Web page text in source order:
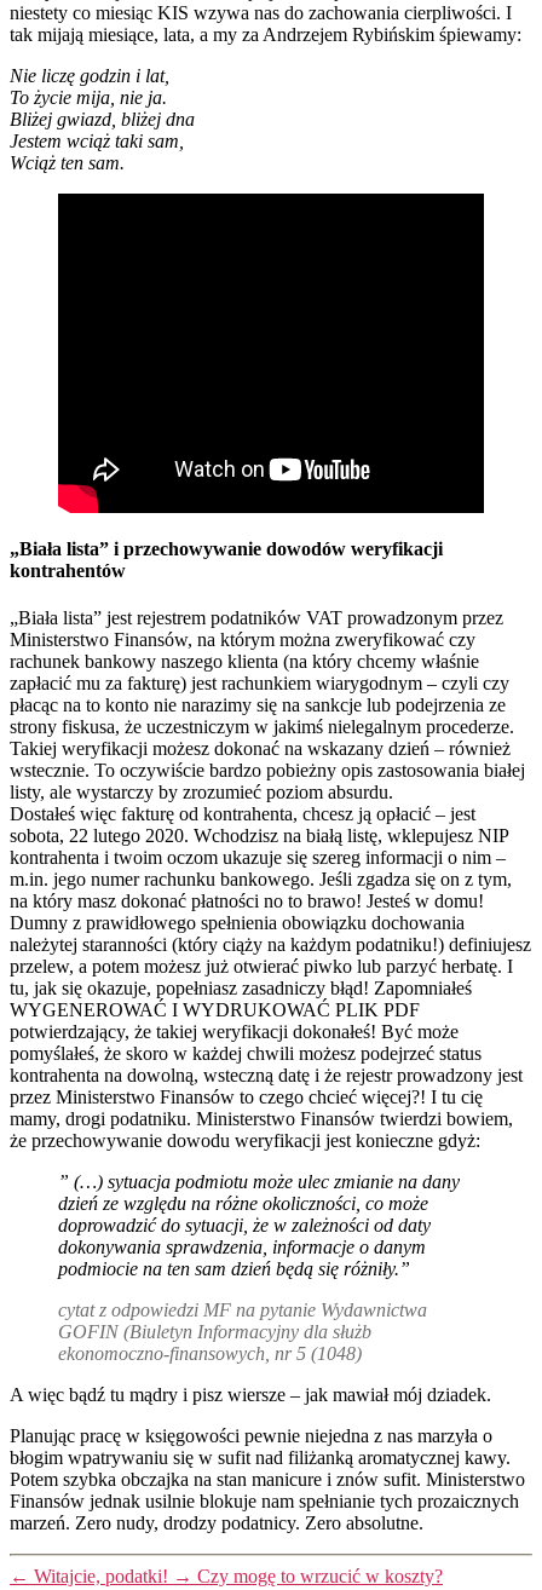
niestety co miesiąc KIS wzywa nas do zachowania cierpliwości. I
tak mijają miesiące, lata, a my za Andrzejem Rybińskim śpiewamy:
Nie liczę godzin i lat,
To życie mija, nie ja.
Bliżej gwiazd, bliżej dna
Jestem wciąż taki sam,
Wciąż ten sam.
„Biała lista” i przechowywanie dowodów weryfikacji
kontrahentów
„Biała lista” jest rejestrem podatników VAT prowadzonym przez
Ministerstwo Finansów, na którym można zweryfikować czy
rachunek bankowy naszego klienta (na który chcemy właśnie
zapłacić mu za fakturę) jest rachunkiem wiarygodnym – czyli czy
płacąc na to konto nie narazimy się na sankcje lub podejrzenia ze
strony fiskusa, że uczestniczym w jakimś nielegalnym procederze.
Takiej weryfikacji możesz dokonać na wskazany dzień – również
wstecznie. To oczywiście bardzo pobieżny opis zastosowania białej
listy, ale wystarczy by zrozumieć poziom absurdu.
Dostałeś więc fakturę od kontrahenta, chcesz ją opłacić – jest
sobota, 22 lutego 2020. Wchodzisz na białą listę, wklepujesz NIP
kontrahenta i twoim oczom ukazuje się szereg informacji o nim –
m.in. jego numer rachunku bankowego. Jeśli zgadza się on z tym,
na który masz dokonać płatności no to brawo! Jesteś w domu!
Dumny z prawidłowego spełnienia obowiązku dochowania
należytej staranności (który ciąży na każdym podatniku!) definiujesz
przelew, a potem możesz już otwierać piwko lub parzyć herbatę. I
tu, jak się okazuje, popełniasz zasadniczy błąd! Zapomniałeś
WYGENEROWAĆ I WYDRUKOWAĆ PLIK PDF
potwierdzający, że takiej weryfikacji dokonałeś! Być może
pomyślałeś, że skoro w każdej chwili możesz podejrzeć status
kontrahenta na dowolną, wsteczną datę i że rejestr prowadzony jest
przez Ministerstwo Finansów to czego chcieć więcej?! I tu cię
mamy, drogi podatniku. Ministerstwo Finansów twierdzi bowiem,
że przechowywanie dowodu weryfikacji jest konieczne gdyż:
” (…) sytuacja podmiotu może ulec zmianie na dany
dzień ze względu na różne okoliczności, co może
doprowadzić do sytuacji, że w zależności od daty
dokonywania sprawdzenia, informacje o danym
podmiocie na ten sam dzień będą się różniły.”
cytat z odpowiedzi MF na pytanie Wydawnictwa
GOFIN (Biuletyn Informacyjny dla służb
ekonomoczno-finansowych, nr 5 (1048)
A więc bądź tu mądry i pisz wiersze – jak mawiał mój dziadek.
Planując pracę w księgowości pewnie niejedna z nas marzyła o
błogim wpatrywaniu się w sufit nad filiżanką aromatycznej kawy.
Potem szybka obczajka na stan manicure i znów sufit. Ministerstwo
Finansów jednak usilnie blokuje nam spełnianie tych prozaicznych
marzeń. Zero nudy, drodzy podatnicy. Zero absolutne.
← Witajcie, podatki! → Czy mogę to wrzucić w koszty?